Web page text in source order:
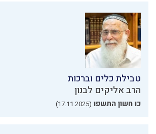
טבילת כלים וברכות
הרב אליקים לבנון
כו חשון התשפו (17.11.2025)